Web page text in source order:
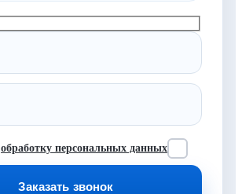
обработку персональных данных